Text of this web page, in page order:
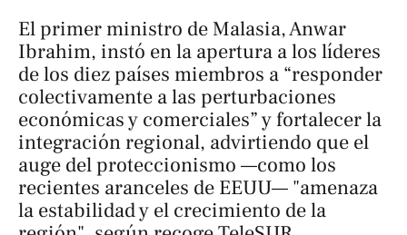
El primer ministro de Malasia, Anwar
Ibrahim, instó en la apertura a los líderes
de los diez países miembros a “responder
colectivamente a las perturbaciones
económicas y comerciales” y fortalecer la
integración regional, advirtiendo que el
auge del proteccionismo —como los
recientes aranceles de EEUU— "amenaza
la estabilidad y el crecimiento de la